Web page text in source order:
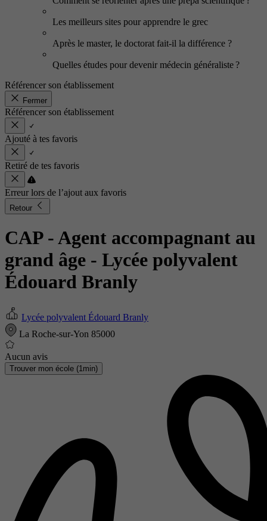
Les meilleurs sites pour apprendre le grec
Après le master, le doctorat fait-il la différence ?
Quelles études pour devenir médecin généraliste ?
Référencer son établissement
Fermer
Référencer son établissement
Ajouté à tes favoris
Retiré de tes favoris
Erreur lors de l’ajout aux favoris
Retour
CAP - Agent accompagnant au
grand âge - Lycée polyvalent
Édouard Branly
Lycée polyvalent Édouard Branly
La Roche-sur-Yon 85000
Aucun avis
Trouver mon école (1min)